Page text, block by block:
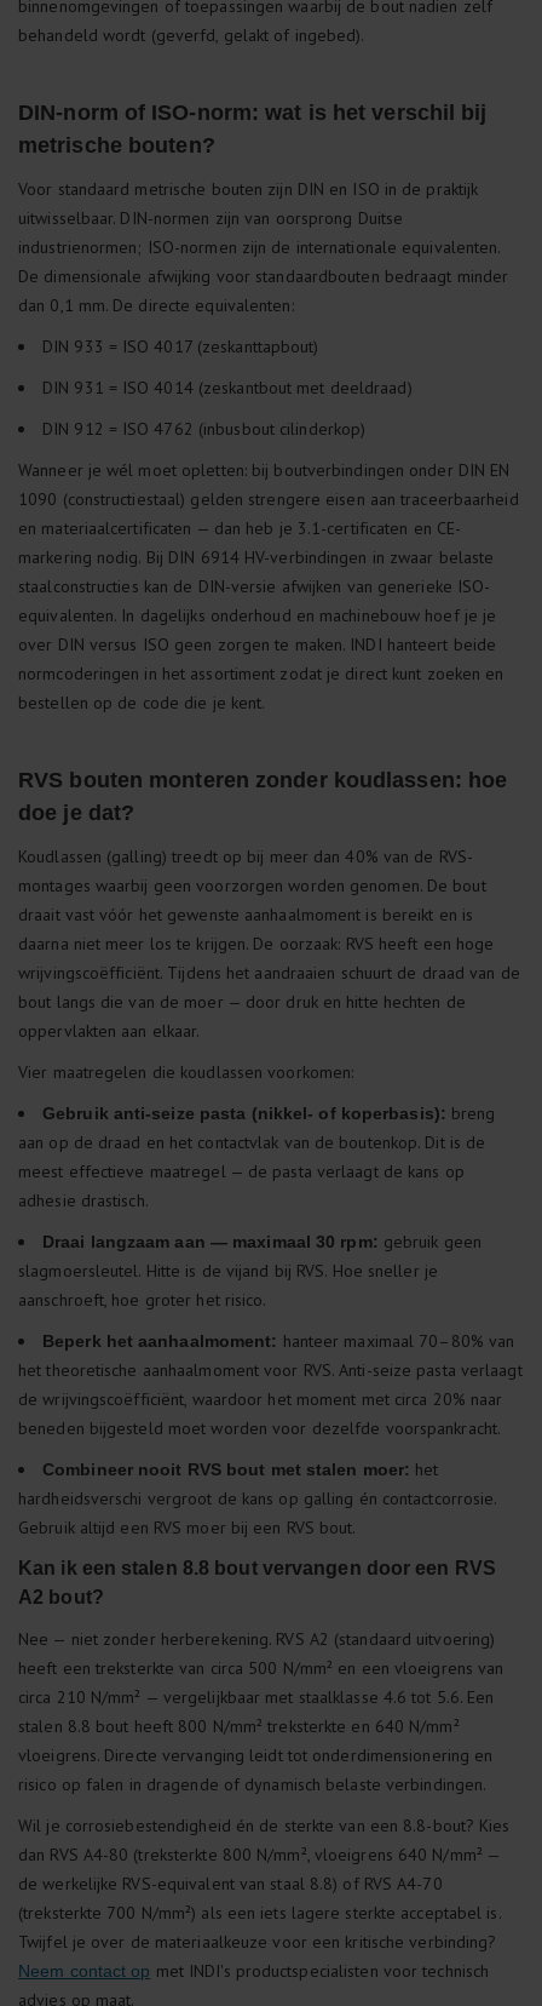
binnenomgevingen of toepassingen waarbij de bout nadien zelf
behandeld wordt (geverfd, gelakt of ingebed).
DIN-norm of ISO-norm: wat is het verschil bij
metrische bouten?
Voor standaard metrische bouten zijn DIN en ISO in de praktijk
uitwisselbaar. DIN-normen zijn van oorsprong Duitse
industrienormen; ISO-normen zijn de internationale equivalenten.
De dimensionale afwijking voor standaardbouten bedraagt minder
dan 0,1 mm. De directe equivalenten:
DIN 933 = ISO 4017 (zeskanttapbout)
DIN 931 = ISO 4014 (zeskantbout met deeldraad)
DIN 912 = ISO 4762 (inbusbout cilinderkop)
Wanneer je wél moet opletten: bij boutverbindingen onder DIN EN
1090 (constructiestaal) gelden strengere eisen aan traceerbaarheid
en materiaalcertificaten — dan heb je 3.1-certificaten en CE-
markering nodig. Bij DIN 6914 HV-verbindingen in zwaar belaste
staalconstructies kan de DIN-versie afwijken van generieke ISO-
equivalenten. In dagelijks onderhoud en machinebouw hoef je je
over DIN versus ISO geen zorgen te maken. INDI hanteert beide
normcoderingen in het assortiment zodat je direct kunt zoeken en
bestellen op de code die je kent.
RVS bouten monteren zonder koudlassen: hoe
doe je dat?
Koudlassen (galling) treedt op bij meer dan 40% van de RVS-
montages waarbij geen voorzorgen worden genomen. De bout
draait vast vóór het gewenste aanhaalmoment is bereikt en is
daarna niet meer los te krijgen. De oorzaak: RVS heeft een hoge
wrijvingscoëfficiënt. Tijdens het aandraaien schuurt de draad van de
bout langs die van de moer — door druk en hitte hechten de
oppervlakten aan elkaar.
Vier maatregelen die koudlassen voorkomen:
Gebruik anti-seize pasta (nikkel- of koperbasis): breng
aan op de draad en het contactvlak van de boutenkop. Dit is de
meest effectieve maatregel — de pasta verlaagt de kans op
adhesie drastisch.
Draai langzaam aan — maximaal 30 rpm: gebruik geen
slagmoersleutel. Hitte is de vijand bij RVS. Hoe sneller je
aanschroeft, hoe groter het risico.
Beperk het aanhaalmoment: hanteer maximaal 70–80% van
het theoretische aanhaalmoment voor RVS. Anti-seize pasta verlaagt
de wrijvingscoëfficiënt, waardoor het moment met circa 20% naar
beneden bijgesteld moet worden voor dezelfde voorspankracht.
Combineer nooit RVS bout met stalen moer: het
hardheidsverschi vergroot de kans op galling én contactcorrosie.
Gebruik altijd een RVS moer bij een RVS bout.
Kan ik een stalen 8.8 bout vervangen door een RVS
A2 bout?
Nee — niet zonder herberekening. RVS A2 (standaard uitvoering)
heeft een treksterkte van circa 500 N/mm² en een vloeigrens van
circa 210 N/mm² — vergelijkbaar met staalklasse 4.6 tot 5.6. Een
stalen 8.8 bout heeft 800 N/mm² treksterkte en 640 N/mm²
vloeigrens. Directe vervanging leidt tot onderdimensionering en
risico op falen in dragende of dynamisch belaste verbindingen.
Wil je corrosiebestendigheid én de sterkte van een 8.8-bout? Kies
dan RVS A4-80 (treksterkte 800 N/mm², vloeigrens 640 N/mm² —
de werkelijke RVS-equivalent van staal 8.8) of RVS A4-70
(treksterkte 700 N/mm²) als een iets lagere sterkte acceptabel is.
Twijfel je over de materiaalkeuze voor een kritische verbinding?
Neem contact op met INDI's productspecialisten voor technisch
advies op maat.